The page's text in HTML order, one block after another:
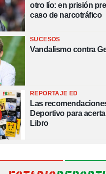
otro lío: en prisión
caso de narcotráfico
SUCESOS
Vandalismo contra
REPORTAJE ED
Las
Deportivo para
Libro